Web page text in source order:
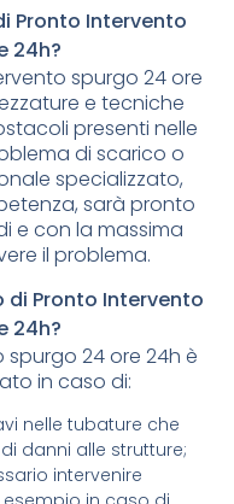
Pronto Intervento
24h?
spurgo 24 ore
e tecniche
presenti nelle
di scarico o
specializzato,
sarà pronto
e con la massima
il problema.
di Pronto Intervento
24h?
spurgo 24 ore 24h è
in caso di:
nelle tubature che
danni alle strutture;
intervenire